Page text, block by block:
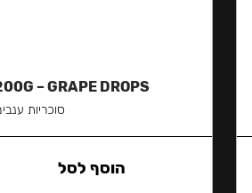
– GRAPE DROPS
סוכריות
הוסף לסל